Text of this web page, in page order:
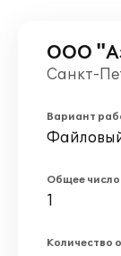
ООО
Санкт-
Вариант
Общее
1
Количество